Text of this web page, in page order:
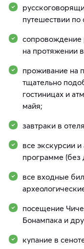
путешествии по
сопровождение
на протяжении
проживание на
тщательно
гостиницах и
майя;
завтраки в
все экскурсии и
программе (без
все входные
посещение
Бонампака и
купание в